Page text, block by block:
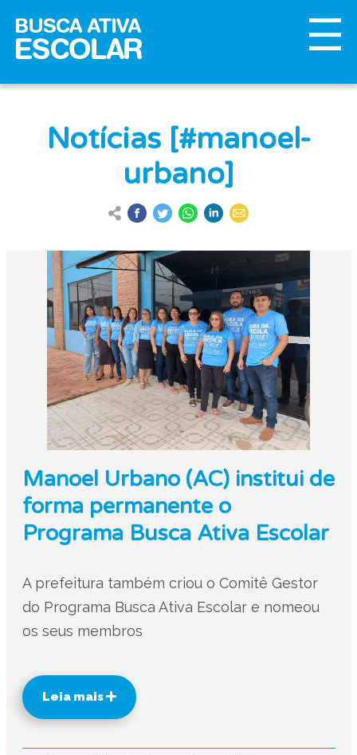
Notícias [#manoel-
urbano]
Manoel Urbano (AC) institui de
forma permanente o
Programa Busca Ativa Escolar
A prefeitura também criou o Comitê Gestor
do Programa Busca Ativa Escolar e nomeou
os seus membros
Leia mais